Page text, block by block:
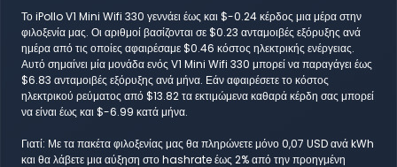
Το iPollo V1 Mini Wifi 330 γεννάει έως και $-0.24 κέρδος μια μέρα στην
φιλοξενία μας. Οι αριθμοί βασίζονται σε $0.23 ανταμοιβές εξόρυξης ανά
ημέρα από τις οποίες αφαιρέσαμε $0.46 κόστος ηλεκτρικής ενέργειας.
Αυτό σημαίνει μία μονάδα ενός V1 Mini Wifi 330 μπορεί να παραγάγει έως
$6.83 ανταμοιβές εξόρυξης ανά μήνα. Εάν αφαιρέσετε το κόστος
ηλεκτρικού ρεύματος από $13.82 τα εκτιμώμενα καθαρά κέρδη σας μπορεί
να είναι έως και $-6.99 κατά μήνα.
Γιατί: Με τα πακέτα φιλοξενίας μας θα πληρώνετε μόνο 0,07 USD ανά kWh
και θα λάβετε μια αύξηση στο hashrate έως 2% από την προηγμένη